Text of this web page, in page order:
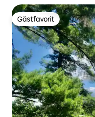
Gästfavorit
Gästfavorit